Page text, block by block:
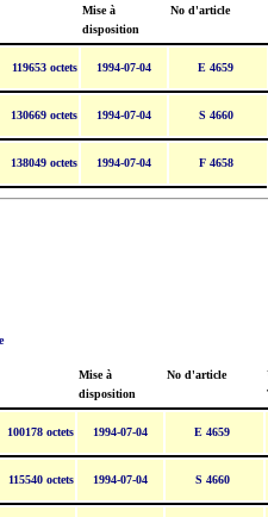
Mise à
disposition
No d'article
119653 octets 1994-07-04 E 4659
130669 octets 1994-07-04 S 4660
138049 octets 1994-07-04 F 4658
Mise à
disposition
No d'article
100178 octets 1994-07-04 E 4659
115540 octets 1994-07-04 S 4660